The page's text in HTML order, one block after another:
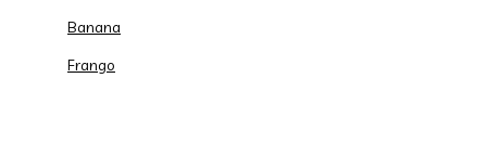
Banana
Frango